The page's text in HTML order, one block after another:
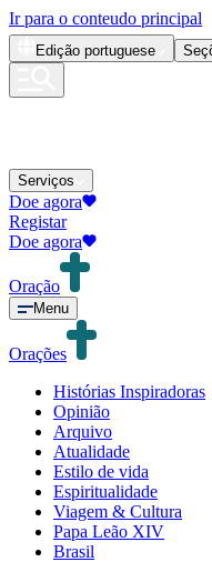
Ir para o conteudo principal
Edição portuguese
Serviços
Doe agora
Registar
Doe agora
Oração
Menu
Orações
Histórias Inspiradoras
Opinião
Arquivo
Atualidade
Estilo de vida
Espiritualidade
Viagem & Cultura
Papa Leão XIV
Brasil